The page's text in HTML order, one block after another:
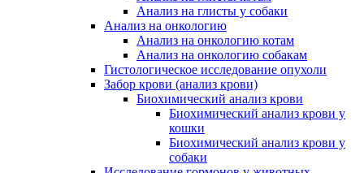
Анализ на глисты у собаки
Анализ на онкологию
Анализ на онкологию котам
Анализ на онкологию собакам
Гистологическое исследование опухоли
Забор крови (анализ крови)
Биохимический анализ крови
Биохимический анализ крови у
кошки
Биохимический анализ крови у
собаки